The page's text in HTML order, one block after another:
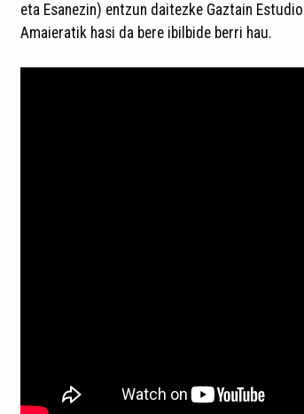
eta Esanezin) entzun daitezke Gaztain
Amaieratik hasi da bere ibilbide berri hau.